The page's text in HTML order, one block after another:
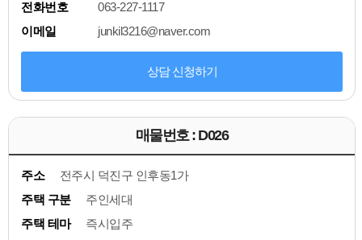
전화번호
063-227-1117
이메일
junkil3216@naver.com
상담 신청하기
매물번호 : D026
주소
전주시 덕진구 인후동1가
주택 구분
주인세대
주택 테마
즉시입주